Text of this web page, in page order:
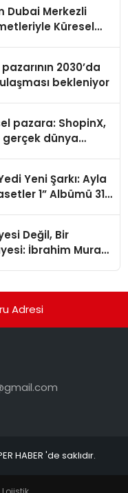
Dubai Merkezli
Küresel
2030’da
bekleniyor
pazara: ShopinX,
dünya
Yeni Şarkı: Ayla
1” Albümü 31
Değil, Bir
İbrahim Murat
Adresi
HABER 'de saklıdır.